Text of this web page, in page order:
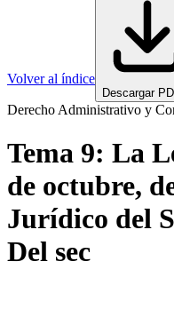
Volver al índice
Descargar
Derecho Administrativo y
Tema 9: La
de octubre,
Jurídico del
Del sec